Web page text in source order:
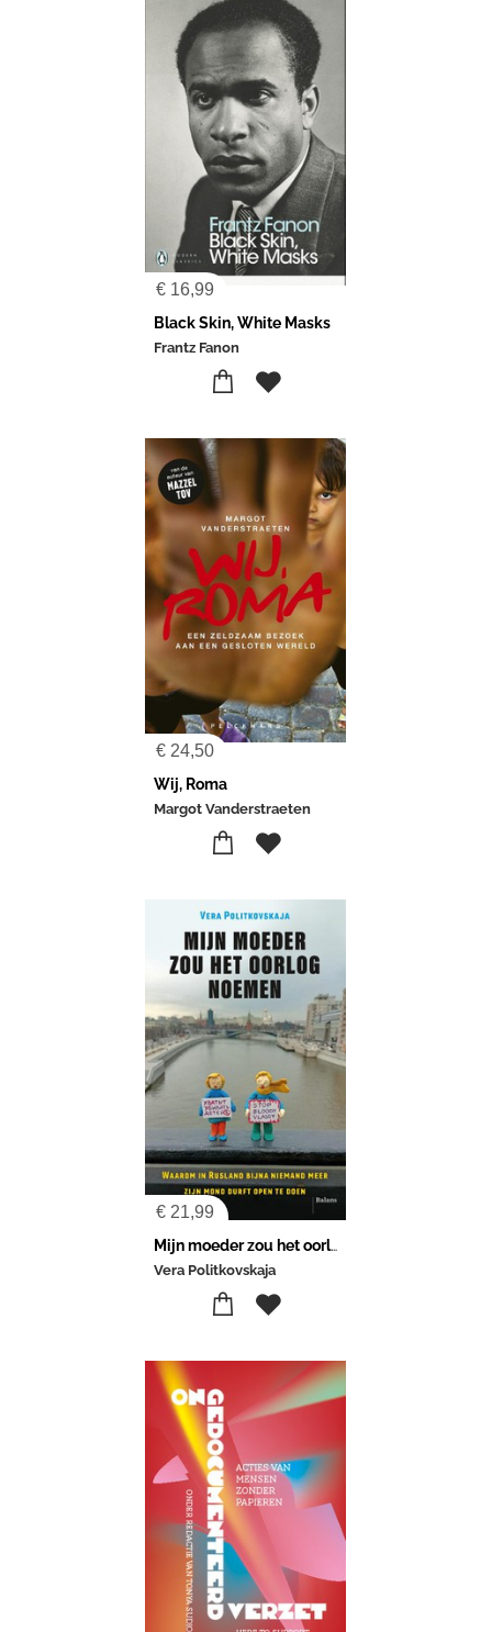
€ 16,99
Black Skin, White Masks
Frantz Fanon
€ 24,50
Wij, Roma
Margot Vanderstraeten
€ 21,99
Mijn moeder zou het oorlog noemen
Vera Politkovskaja